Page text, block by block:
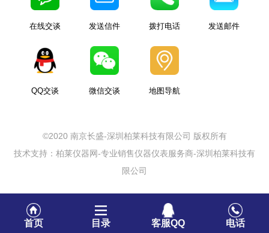
在线交谈 发送信件 拨打电话 发送邮件
QQ交谈 微信交谈 地图导航
©2020 南京长盛-深圳柏莱科技有限公司 版权所有
技术支持：柏莱仪器网-专业销售仪器仪表服务商-深圳柏莱科技有
限公司
首页 目录 客服QQ 电话